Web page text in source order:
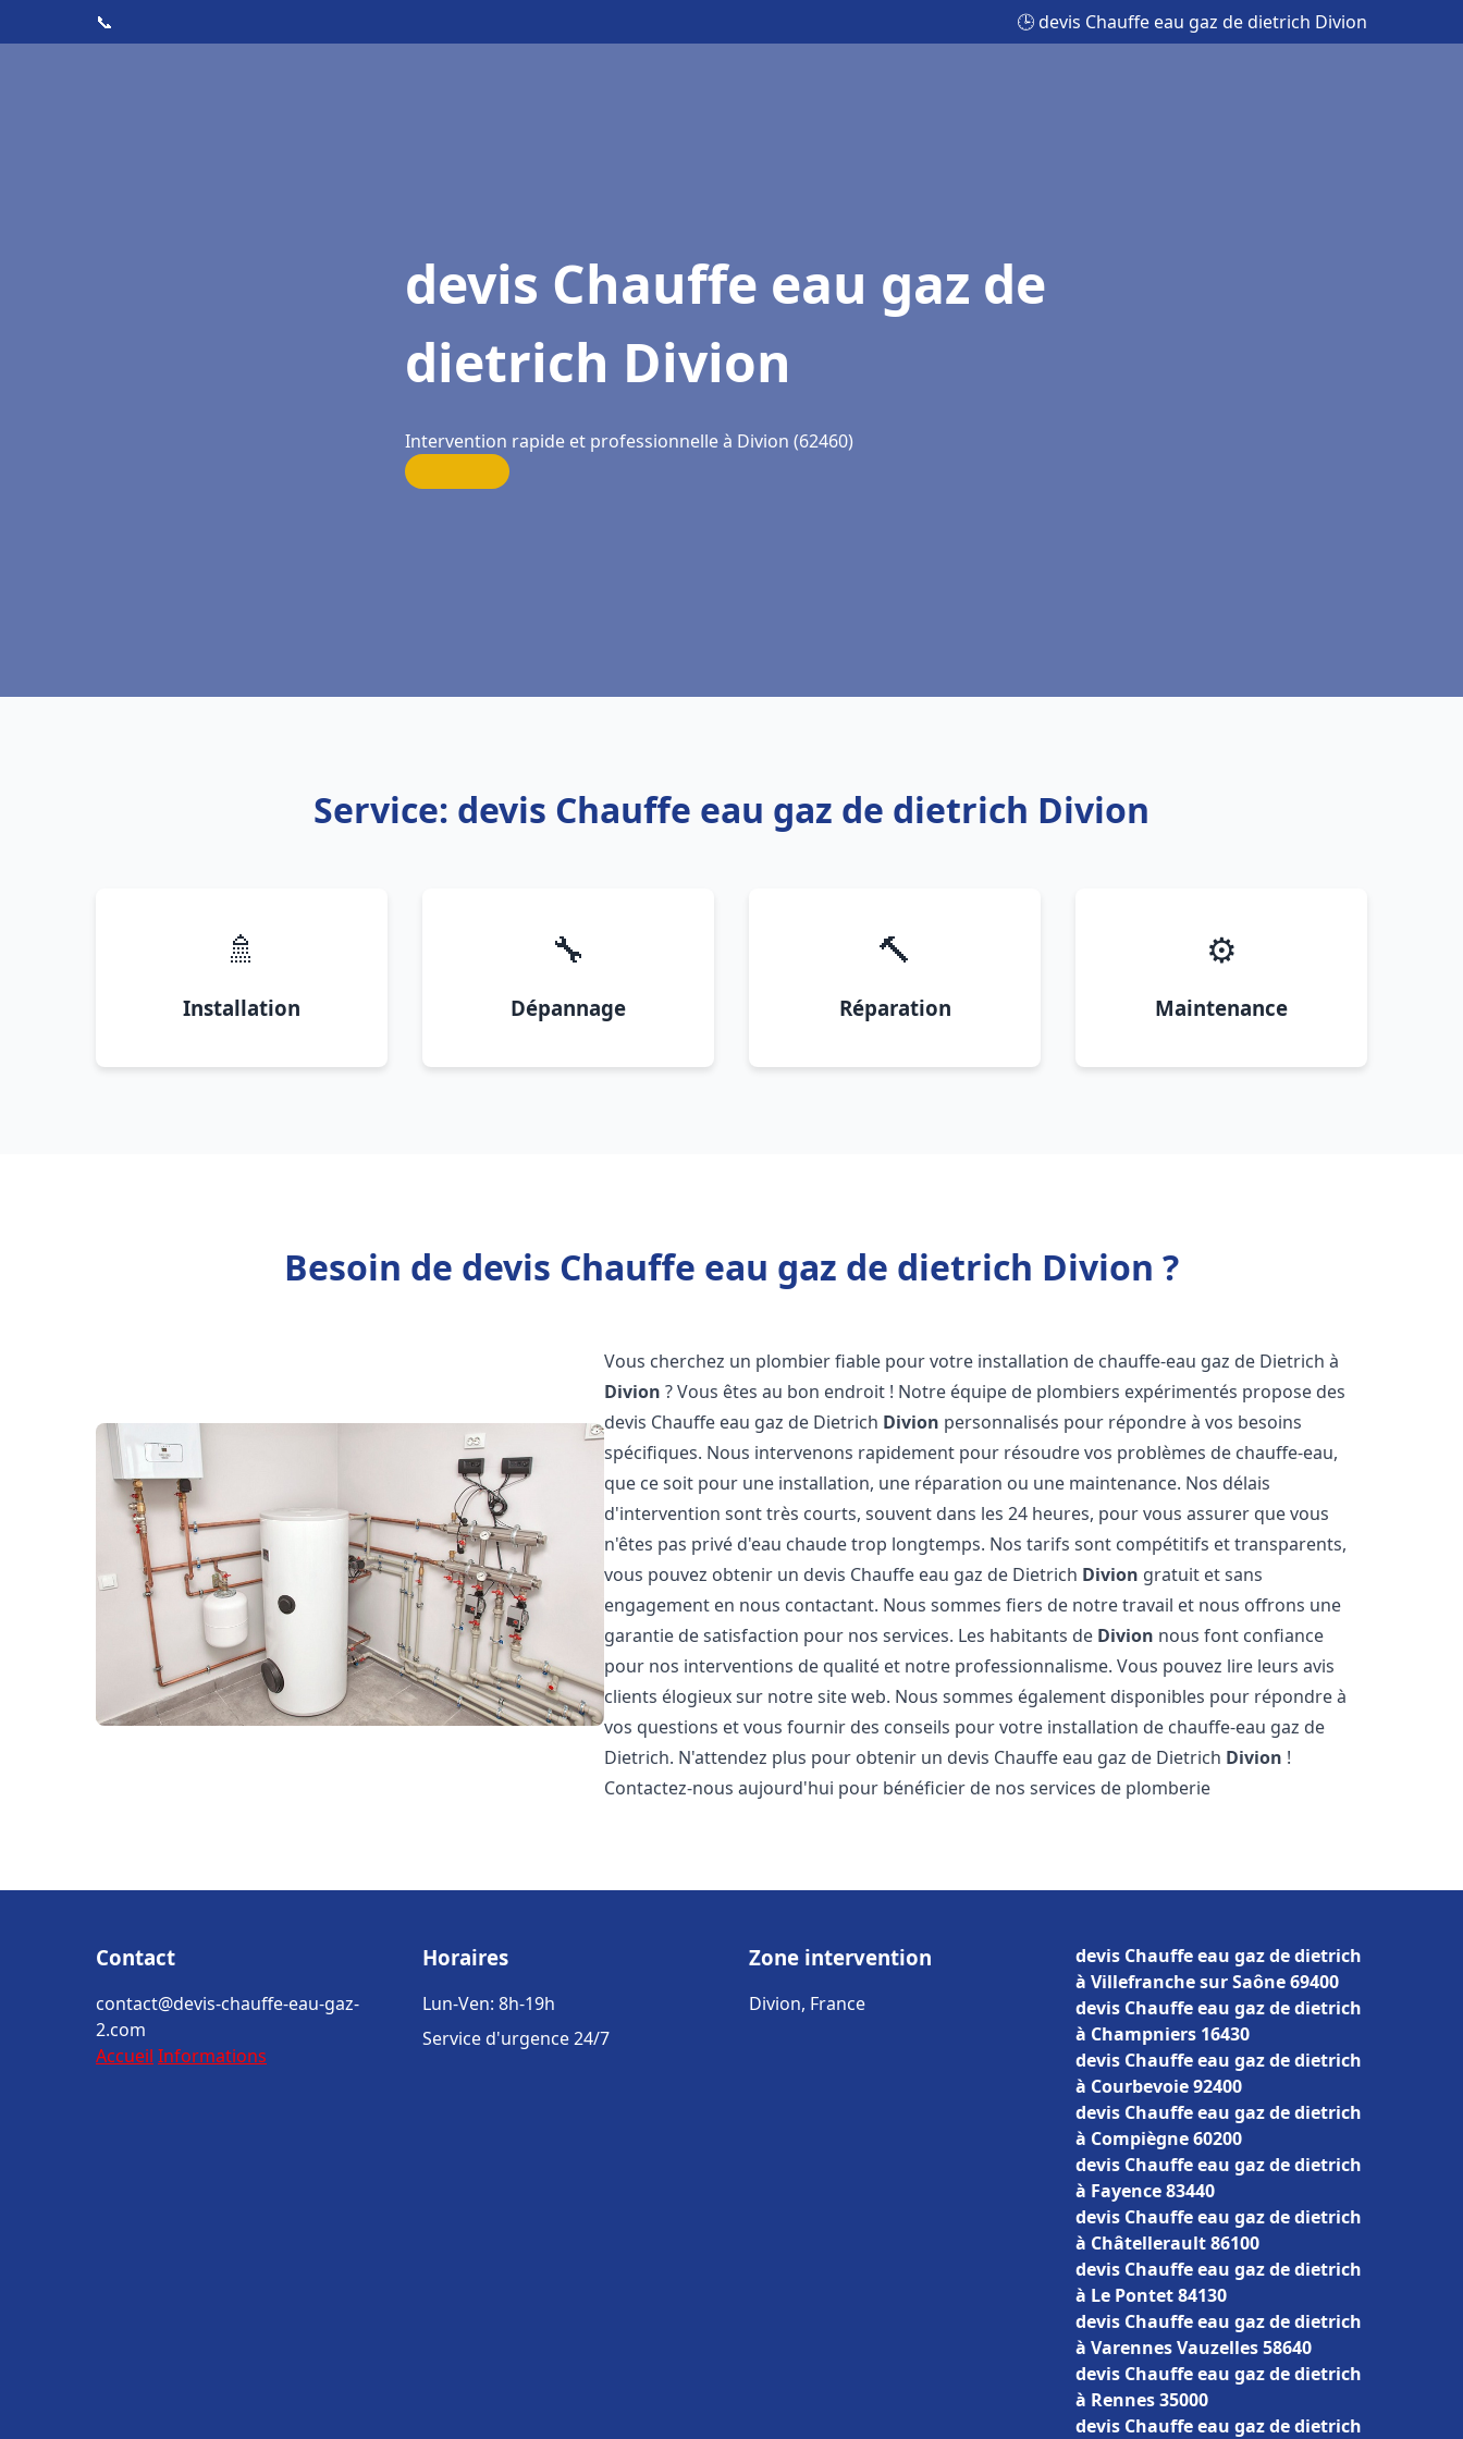
📞 🕒 devis Chauffe eau gaz de dietrich Divion
devis Chauffe eau gaz de
dietrich Divion
Intervention rapide et professionnelle à Divion (62460)
Service: devis Chauffe eau gaz de dietrich Divion
🚿
Installation
🔧
Dépannage
🔨
Réparation
⚙️
Maintenance
Besoin de devis Chauffe eau gaz de dietrich Divion ?
Vous cherchez un plombier fiable pour votre installation de chauffe-eau gaz de Dietrich à
Divion ? Vous êtes au bon endroit ! Notre équipe de plombiers expérimentés propose des
devis Chauffe eau gaz de Dietrich Divion personnalisés pour répondre à vos besoins
spécifiques. Nous intervenons rapidement pour résoudre vos problèmes de chauffe-eau,
que ce soit pour une installation, une réparation ou une maintenance. Nos délais
d'intervention sont très courts, souvent dans les 24 heures, pour vous assurer que vous
n'êtes pas privé d'eau chaude trop longtemps. Nos tarifs sont compétitifs et transparents,
vous pouvez obtenir un devis Chauffe eau gaz de Dietrich Divion gratuit et sans
engagement en nous contactant. Nous sommes fiers de notre travail et nous offrons une
garantie de satisfaction pour nos services. Les habitants de Divion nous font confiance
pour nos interventions de qualité et notre professionnalisme. Vous pouvez lire leurs avis
clients élogieux sur notre site web. Nous sommes également disponibles pour répondre à
vos questions et vous fournir des conseils pour votre installation de chauffe-eau gaz de
Dietrich. N'attendez plus pour obtenir un devis Chauffe eau gaz de Dietrich Divion !
Contactez-nous aujourd'hui pour bénéficier de nos services de plomberie
Contact
contact@devis-chauffe-eau-gaz-
2.com
Accueil Informations
Horaires
Lun-Ven: 8h-19h
Service d'urgence 24/7
Zone intervention
Divion, France
devis Chauffe eau gaz de dietrich
à Villefranche sur Saône 69400
devis Chauffe eau gaz de dietrich
à Champniers 16430
devis Chauffe eau gaz de dietrich
à Courbevoie 92400
devis Chauffe eau gaz de dietrich
à Compiègne 60200
devis Chauffe eau gaz de dietrich
à Fayence 83440
devis Chauffe eau gaz de dietrich
à Châtellerault 86100
devis Chauffe eau gaz de dietrich
à Le Pontet 84130
devis Chauffe eau gaz de dietrich
à Varennes Vauzelles 58640
devis Chauffe eau gaz de dietrich
à Rennes 35000
devis Chauffe eau gaz de dietrich